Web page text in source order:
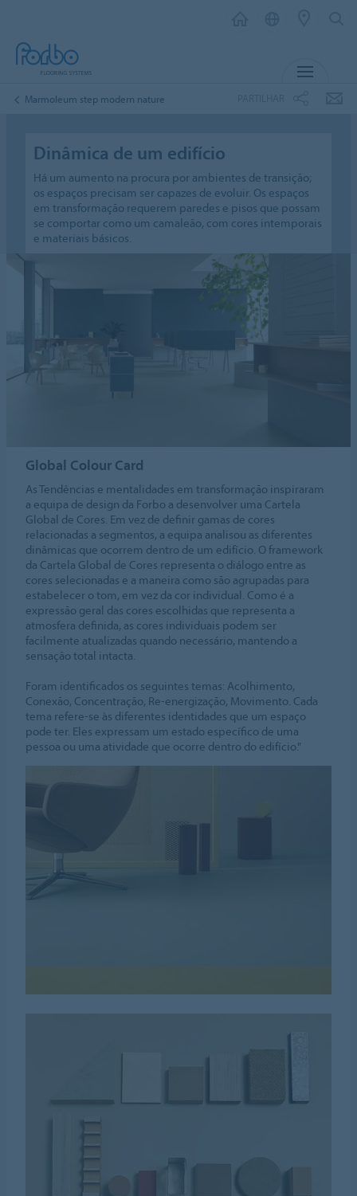
Marmoleum step modern nature
Dinâmica de um edifício
Há um aumento na procura por ambientes de transição;
os espaços precisam ser capazes de evoluir. Os espaços
em transformação requerem paredes e pisos que possam
se comportar como um camaleão, com cores intemporais
e materiais básicos.
Global Colour Card
As Tendências e mentalidades em transformação inspiraram
a equipa de design da Forbo a desenvolver uma Cartela
Global de Cores. Em vez de definir gamas de cores
relacionadas a segmentos, a equipa analisou as diferentes
dinâmicas que ocorrem dentro de um edifício. O framework
da Cartela Global de Cores representa o diálogo entre as
cores selecionadas e a maneira como são agrupadas para
estabelecer o tom, em vez da cor individual. Como é a
expressão geral das cores escolhidas que representa a
atmosfera definida, as cores individuais podem ser
facilmente atualizadas quando necessário, mantendo a
sensação total intacta.
Foram identificados os seguintes temas: Acolhimento,
Conexão, Concentração, Re-energização, Movimento. Cada
tema refere-se às diferentes identidades que um espaço
pode ter. Eles expressam um estado específico de uma
pessoa ou uma atividade que ocorre dentro do edifício."